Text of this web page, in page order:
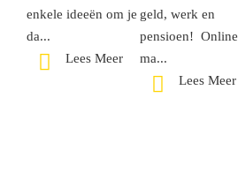
enkele ideeën om je
da...
Lees Meer
geld, werk en
pensioen! Online
ma...
Lees Meer